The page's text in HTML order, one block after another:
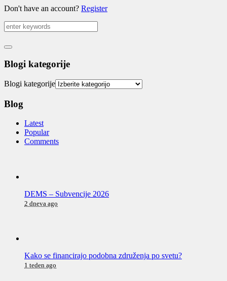
Don't have an account? Register
Blogi kategorije
Blogi kategorije
Blog
Latest
Popular
Comments
DEMS – Subvencije 2026
2 dneva ago
Kako se financirajo podobna združenja po svetu?
1 teden ago